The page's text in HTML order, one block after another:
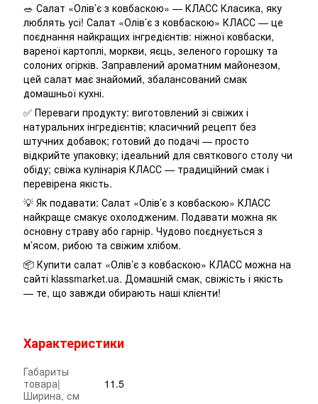
🥗 Салат «Олів’є з ковбаскою» — КЛАСС Класика, яку
люблять усі! Салат «Олів’є з ковбаскою» КЛАСС — це
поєднання найкращих інгредієнтів: ніжної ковбаски,
вареної картоплі, моркви, яєць, зеленого горошку та
солоних огірків. Заправлений ароматним майонезом,
цей салат має знайомий, збалансований смак
домашньої кухні.
✅ Переваги продукту: виготовлений зі свіжих і
натуральних інгредієнтів; класичний рецепт без
штучних добавок; готовий до подачі — просто
відкрийте упаковку; ідеальний для святкового столу чи
обіду; свіжа кулінарія КЛАСС — традиційний смак і
перевірена якість.
💡 Як подавати: Салат «Олів’є з ковбаскою» КЛАСС
найкраще смакує охолодженим. Подавати можна як
основну страву або гарнір. Чудово поєднується з
м’ясом, рибою та свіжим хлібом.
📦 Купити салат «Олів’є з ковбаскою» КЛАСС можна на
сайті klassmarket.ua. Домашній смак, свіжість і якість
— те, що завжди обирають наші клієнти!
Характеристики
Габариты
товара|
Ширина, см
11.5